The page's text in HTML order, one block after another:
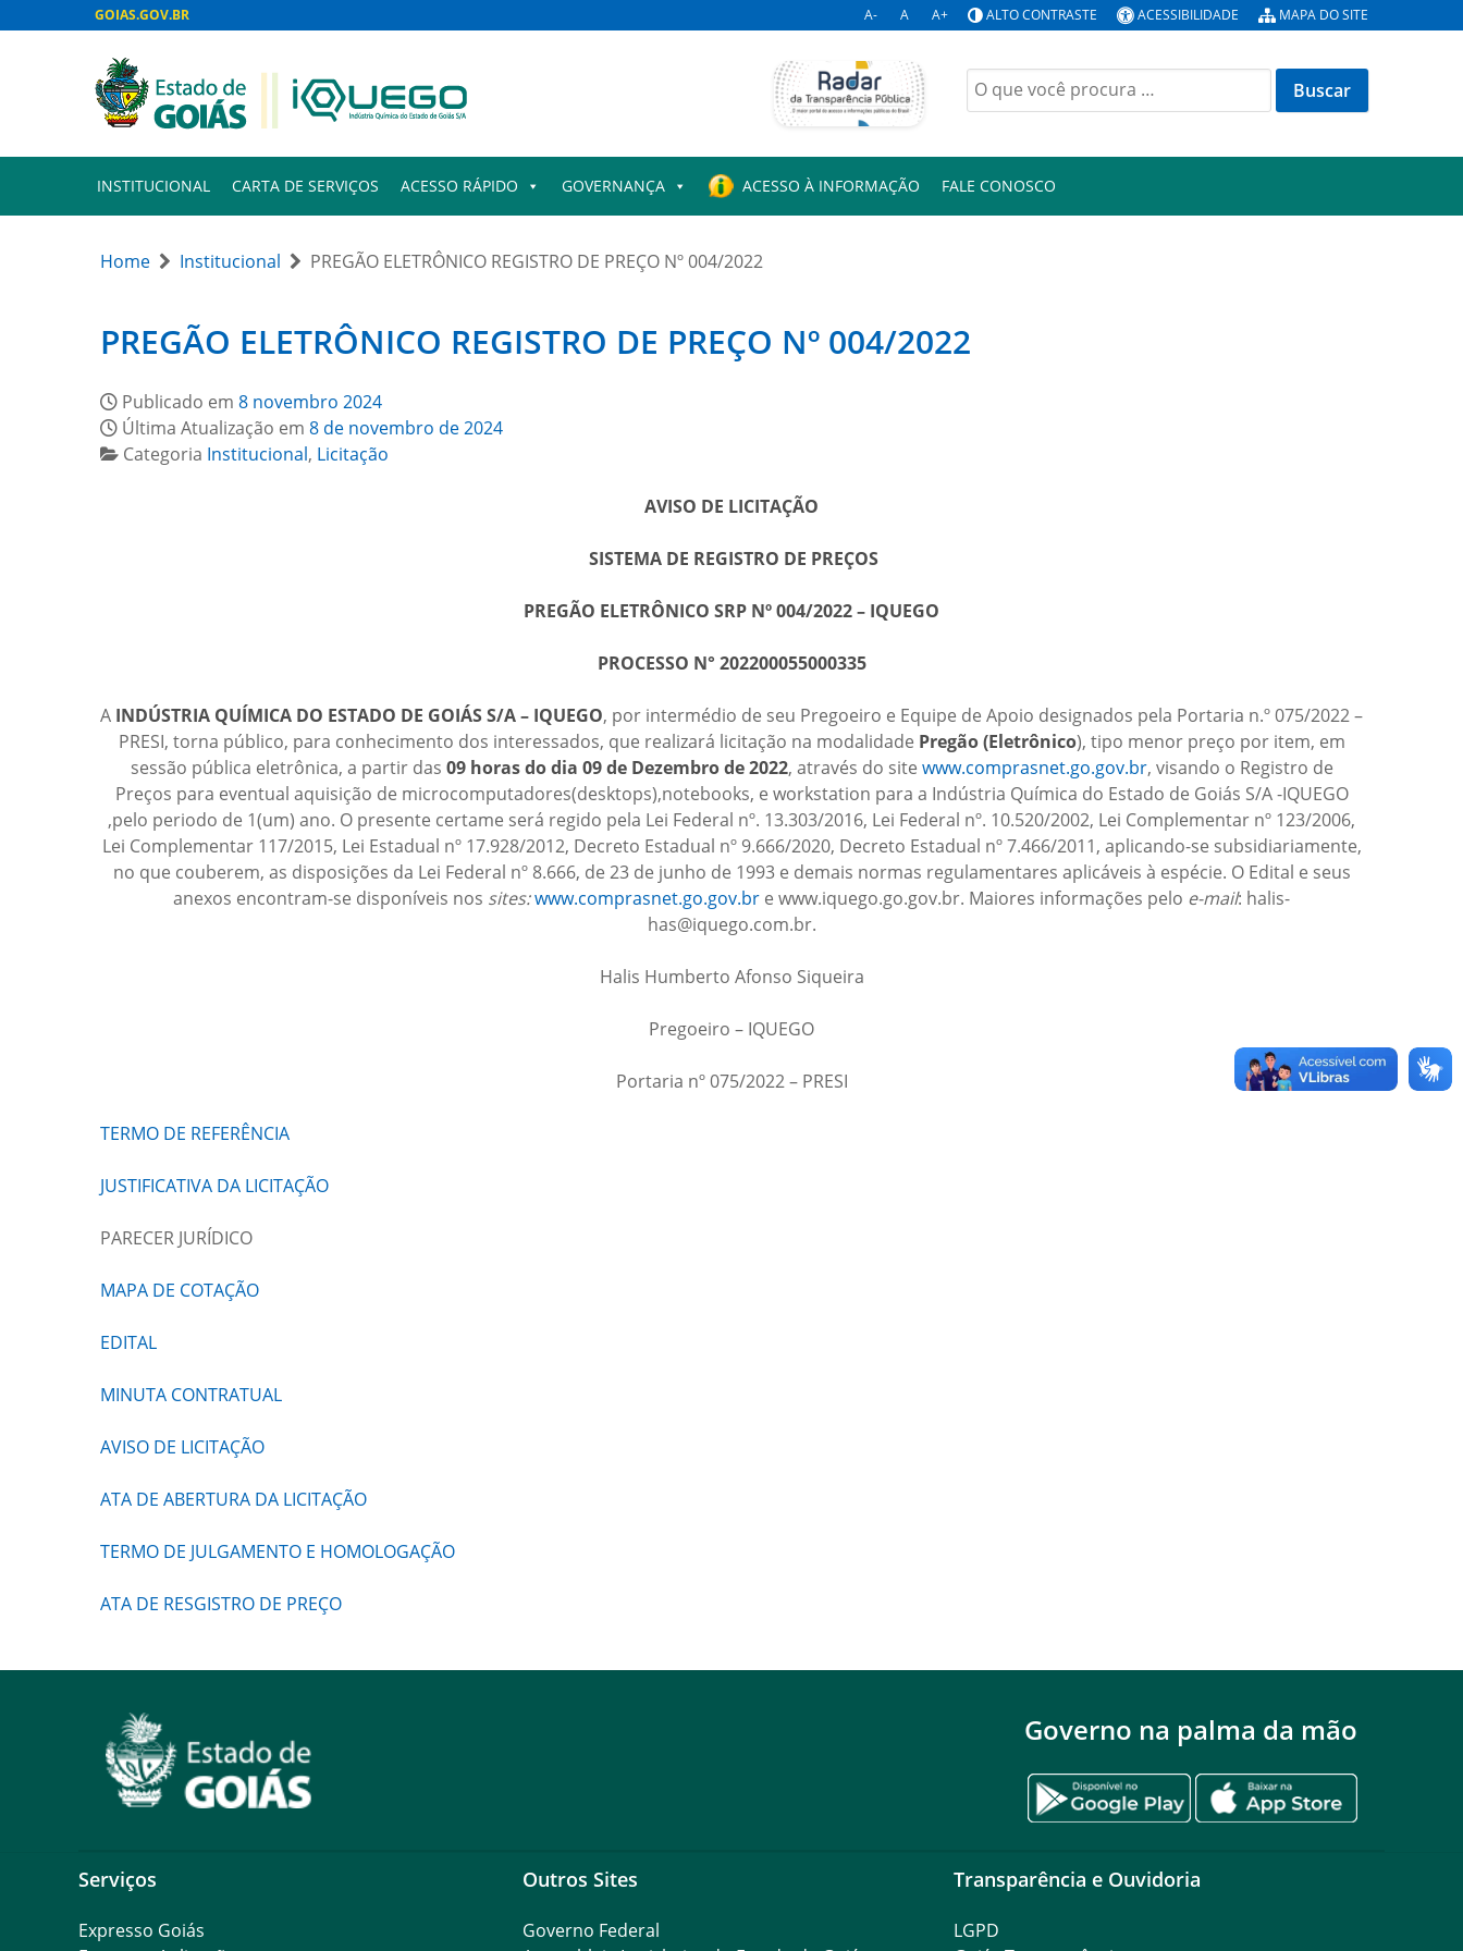
GOIAS.GOV.BR A- A A+ ALTO CONTRASTE ACESSIBILIDADE MAPA DO SITE
Buscar
por:
INSTITUCIONAL CARTA DE SERVIÇOS ACESSO RÁPIDO GOVERNANÇA ACESSO À INFORMAÇÃO FALE CONOSCO
Home Institucional PREGÃO ELETRÔNICO REGISTRO DE PREÇO Nº 004/2022
PREGÃO ELETRÔNICO REGISTRO DE PREÇO Nº 004/2022
Publicado em 8 novembro 2024
Última Atualização em 8 de novembro de 2024
Categoria Institucional, Licitação
AVISO DE LICITAÇÃO
SISTEMA DE REGISTRO DE PREÇOS
PREGÃO ELETRÔNICO SRP Nº 004/2022 – IQUEGO
PROCESSO N° 202200055000335
A INDÚSTRIA QUÍMICA DO ESTADO DE GOIÁS S/A – IQUEGO, por intermédio de seu Pregoeiro e Equipe de Apoio designados pela Portaria n.º 075/2022 –
PRESI, torna público, para conhecimento dos interessados, que realizará licitação na modalidade Pregão (Eletrônico), tipo menor preço por item, em
sessão pública eletrônica, a partir das 09 horas do dia 09 de Dezembro de 2022, através do site www.comprasnet.go.gov.br, visando o Registro de
Preços para eventual aquisição de microcomputadores(desktops),notebooks, e workstation para a Indústria Química do Estado de Goiás S/A -IQUEGO
,pelo periodo de 1(um) ano. O presente certame será regido pela Lei Federal nº. 13.303/2016, Lei Federal nº. 10.520/2002, Lei Complementar nº 123/2006,
Lei Complementar 117/2015, Lei Estadual nº 17.928/2012, Decreto Estadual nº 9.666/2020, Decreto Estadual nº 7.466/2011, aplicando-se subsidiariamente,
no que couberem, as disposições da Lei Federal nº 8.666, de 23 de junho de 1993 e demais normas regulamentares aplicáveis à espécie. O Edital e seus
anexos encontram-se disponíveis nos sites:www.comprasnet.go.gov.br e www.iquego.go.gov.br. Maiores informações pelo e-mail: halis-
has@iquego.com.br.
Halis Humberto Afonso Siqueira
Pregoeiro – IQUEGO
Portaria nº 075/2022 – PRESI
TERMO DE REFERÊNCIA
JUSTIFICATIVA DA LICITAÇÃO
PARECER JURÍDICO
MAPA DE COTAÇÃO
EDITAL
MINUTA CONTRATUAL
AVISO DE LICITAÇÃO
ATA DE ABERTURA DA LICITAÇÃO
TERMO DE JULGAMENTO E HOMOLOGAÇÃO
ATA DE RESGISTRO DE PREÇO
Governo na palma da mão
Serviços
Expresso Goiás
Outros Sites
Governo Federal
Transparência e Ouvidoria
LGPD